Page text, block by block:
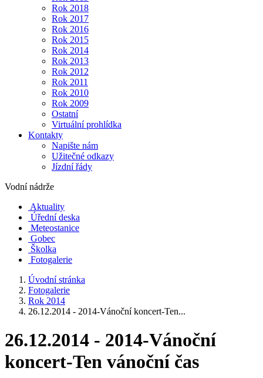
Rok 2018
Rok 2017
Rok 2016
Rok 2015
Rok 2014
Rok 2013
Rok 2012
Rok 2011
Rok 2010
Rok 2009
Ostatní
Virtuální prohlídka
Kontakty
Napište nám
Užitečné odkazy
Jízdní řády
Vodní nádrže
Aktuality
Úřední deska
Meteostanice
Gobec
Školka
Fotogalerie
Úvodní stránka
Fotogalerie
Rok 2014
26.12.2014 - 2014-Vánoční koncert-Ten...
26.12.2014 - 2014-Vánoční
koncert-Ten vánoční čas